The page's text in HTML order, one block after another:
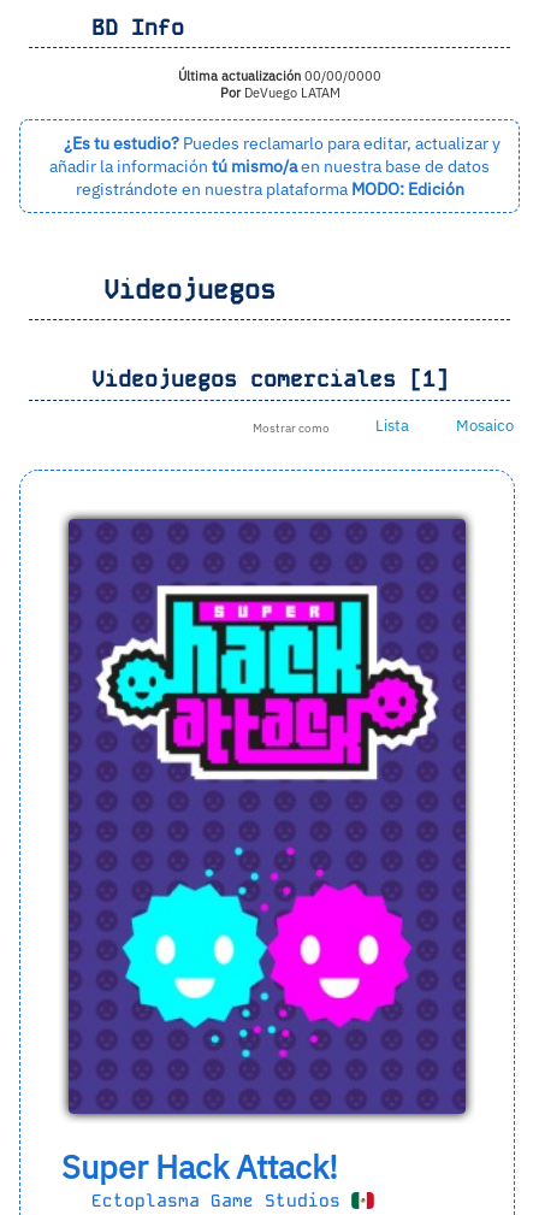
BD Info
Última actualización 00/00/0000
PorDeVuego LATAM
¿Es tu estudio? Puedes reclamarlo para editar, actualizar y
añadir la información tú mismo/aen nuestra base de datos
registrándote en nuestra plataforma MODO: Edición
Videojuegos
Videojuegos comerciales [1]
Mostrar como Lista Mosaico
Super Hack Attack!
Ectoplasma Game Studios